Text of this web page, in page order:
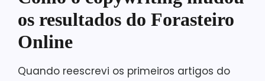
os resultados do Forasteiro
Online
Quando reescrevi os primeiros artigos do